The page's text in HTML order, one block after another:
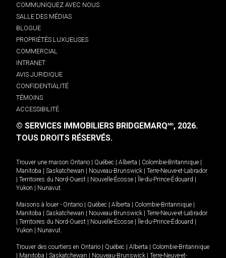
COMMUNIQUEZ AVEC NOUS
SALLE DES MÉDIAS
BLOGUE
PROPRIÉTÉS LUXUEUSES
COMMERCIAL
INTRANET
AVIS JURIDIQUE
CONFIDENTIALITÉ
TÉMOINS
ACCESSIBILITÉ
© SERVICES IMMOBILIERS BRIDGEMARQMD, 2026.
TOUS DROITS RÉSERVÉS.
Trouver une maison Ontario Québec Alberta Colombie-Britannique
Manitoba
Saskatchewan Nouveau-Brunswick
Terre-Neuve-et-Labrador
Territoires du Nord-Ouest Nouvelle-Écosse Île-du-Prince-Édouard
Yukon
Nunavut.
Maisons à louer - Ontario Québec Alberta Colombie-Britannique
Manitoba
Saskatchewan Nouveau-Brunswick
Terre-Neuve-et-Labrador
Territoires du Nord-Ouest Nouvelle-Écosse Île-du-Prince-Édouard
Yukon
Nunavut.
Trouver des courtiers en Ontario Québec Alberta
Colombie-Britannique
Manitoba Saskatchewan Nouveau-Brunswick
Terre-Neuve-et-